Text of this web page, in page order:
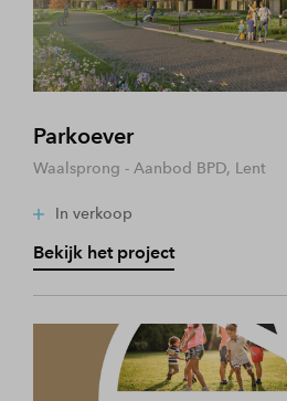
Parkoever
Waalsprong - Aanbod BPD, Lent
In verkoop
Bekijk het project